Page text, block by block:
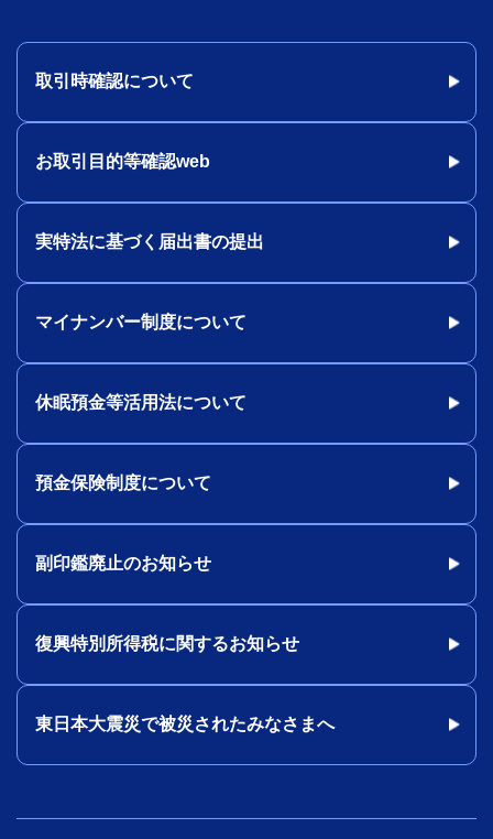
取引時確認について
お取引目的等確認web
実特法に基づく届出書の提出
マイナンバー制度について
休眠預金等活用法について
預金保険制度について
副印鑑廃止のお知らせ
復興特別所得税に関するお知らせ
東日本大震災で被災されたみなさまへ